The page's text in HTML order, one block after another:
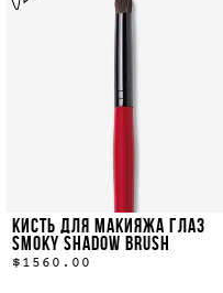
КИСТЬ ДЛЯ МАКИЯЖА ГЛАЗ
SMOKY SHADOW BRUSH
$1560.00